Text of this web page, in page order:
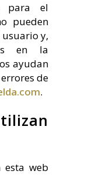
para el
pueden
y,
en la
ayudan
de
.
esta web